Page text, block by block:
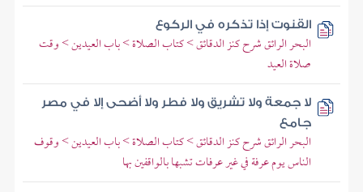
القنوت إذا تذكره في الركوع
البحر الرائق شرح كنز الدقائق > كتاب الصلاة > باب العيدين > وقت
صلاة العيد
لا جمعة ولا تشريق ولا فطر ولا أضحى إلا في مصر
جامع
البحر الرائق شرح كنز الدقائق > كتاب الصلاة > باب العيدين > وقوف
الناس يوم عرفة في غير عرفات تشبها بالواقفين بها